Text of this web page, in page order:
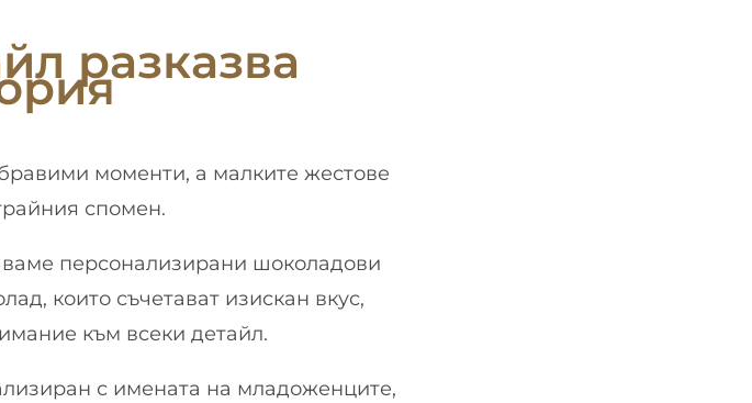
разказва
моменти, а малките жестове
спомен.
персонализирани шоколадови
които съчетават изискан вкус,
към всеки детайл.
с имената на младоженците,